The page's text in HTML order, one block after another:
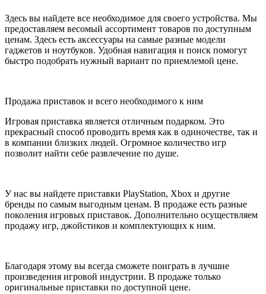
Здесь вы найдете все необходимое для своего устройства. Мы
предоставляем весомый ассортимент товаров по доступным
ценам. Здесь есть аксессуары на самые разные модели
гаджетов и ноутбуков. Удобная навигация и поиск помогут
быстро подобрать нужный вариант по приемлемой цене.
Продажа приставок и всего необходимого к ним
Игровая приставка является отличным подарком. Это
прекрасный способ проводить время как в одиночестве, так и
в компании близких людей. Огромное количество игр
позволит найти себе развлечение по душе.
У нас вы найдете приставки PlayStation, Xbox и другие
бренды по самым выгодным ценам. В продаже есть разные
поколения игровых приставок. Дополнительно осуществляем
продажу игр, джойстиков и комплектующих к ним.
Благодаря этому вы всегда сможете поиграть в лучшие
произведения игровой индустрии. В продаже только
оригинальные приставки по доступной цене.